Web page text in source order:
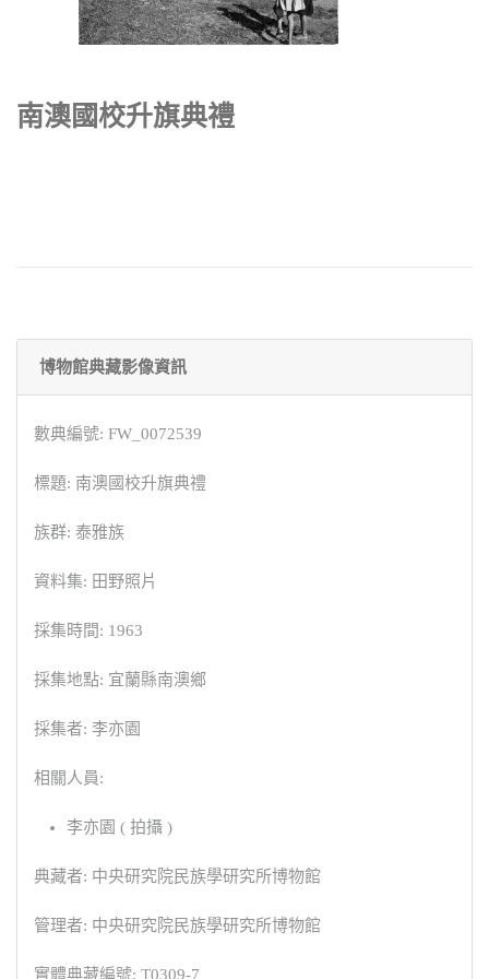
南澳國校升旗典禮
博物館典藏影像資訊
數典編號: FW_0072539
標題: 南澳國校升旗典禮
族群: 泰雅族
資料集: 田野照片
採集時間: 1963
採集地點: 宜蘭縣南澳鄉
採集者: 李亦園
相關人員:
李亦園 ( 拍攝 )
典藏者: 中央研究院民族學研究所博物館
管理者: 中央研究院民族學研究所博物館
實體典藏編號: T0309-7